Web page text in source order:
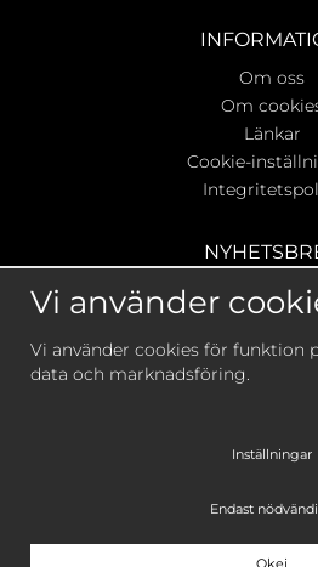
Om oss
Om
Länkar
Cookie-
Ta del av våra bästa
De uppgifter du matar in
Vi använder
Vi använder cookies för funktion
data och marknadsföring.
Inställningar
Endast
Okej